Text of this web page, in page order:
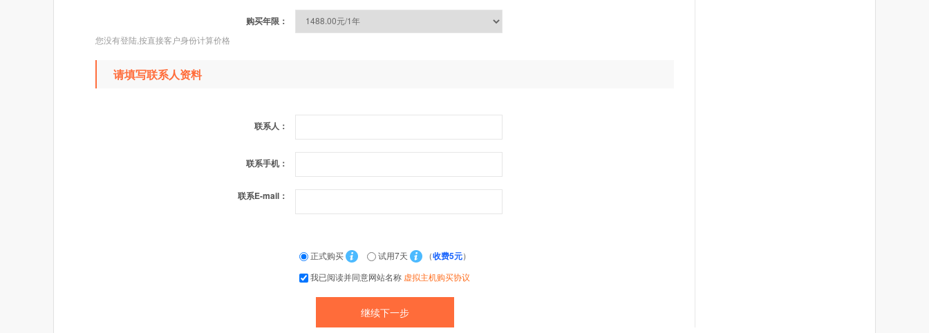
购买年限：
您没有登陆,按直接客户身份计算价格
请填写联系人资料
联系人：
联系手机：
联系E-mail：
正式购买 试用7天 （收费5元）
我已阅读并同意网站名称 虚拟主机购买协议